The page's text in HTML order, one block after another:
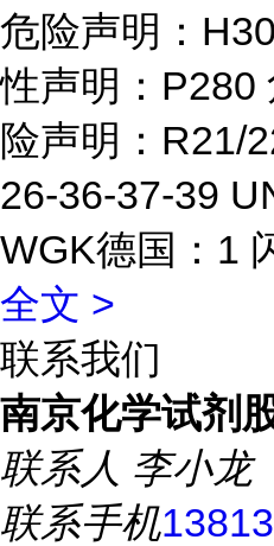
危险声明：
性声明：P280
险声明：R21/
26-36-37-39
WGK德国：1
全文 >
联系我们
南京化学试剂
联系人 李小龙
联系手机